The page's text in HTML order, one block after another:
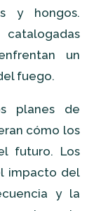
y hongos.
un
fuego.
planes de
cómo los
futuro. Los
impacto del
y la